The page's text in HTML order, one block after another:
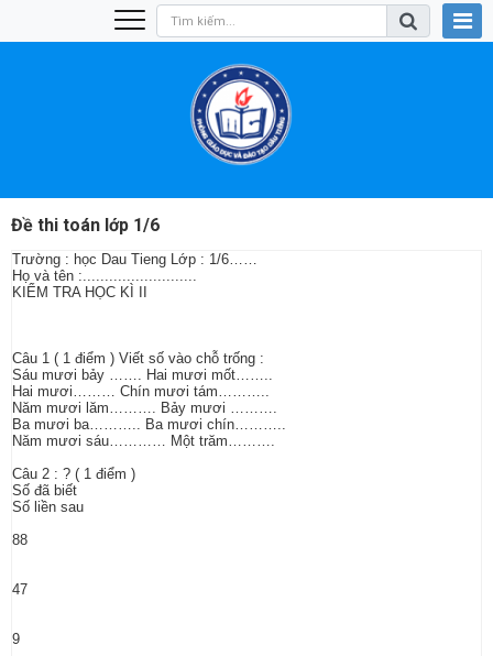
Đề thi toán lớp 1/6
Trường : học Dau Tieng Lớp : 1/6……
Họ và tên :..........................
KIỂM TRA HỌC KÌ II
Câu 1 ( 1 điểm ) Viết số vào chỗ trống :
Sáu mươi bảy ……. Hai mươi mốt……..
Hai mươi……… Chín mươi tám………..
Năm mươi lăm………. Bảy mươi ……….
Ba mươi ba……….. Ba mươi chín………..
Năm mươi sáu………… Một trăm……….
Câu 2 : ? ( 1 điểm )
Số đã biết
Số liền sau
88
47
9